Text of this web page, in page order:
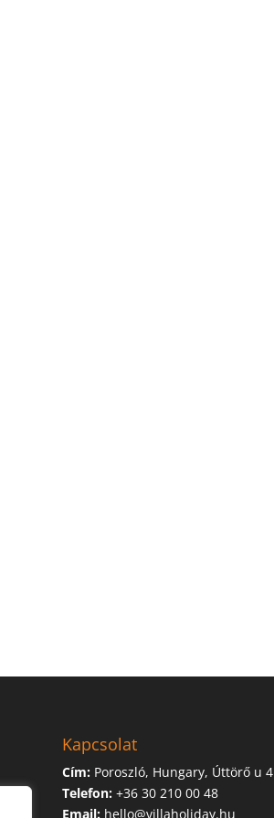
Kapcsolat
Cím: Poroszló, Hungary, Úttörő u 4
Telefon: +36 30 210 00 48
Email: hello@villaholiday.hu